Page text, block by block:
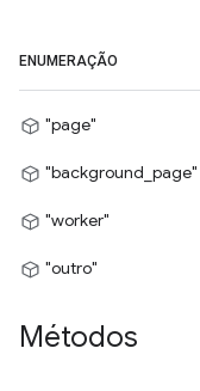
ENUMERAÇÃO
"page"
"background_page"
"worker"
"outro"
Métodos